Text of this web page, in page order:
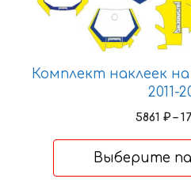
Комплект наклеек на
2011-
5861 ₽ –
Выберите
выбрать
странице
товара.